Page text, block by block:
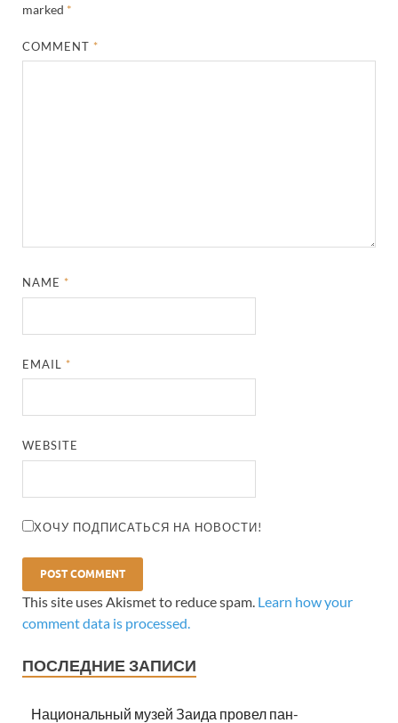
marked *
COMMENT *
NAME *
EMAIL *
WEBSITE
ХОЧУ ПОДПИСАТЬСЯ НА НОВОСТИ!
This site uses Akismet to reduce spam. Learn how your
comment data is processed.
ПОСЛЕДНИЕ ЗАПИСИ
Национальный музей Заида провел пан-